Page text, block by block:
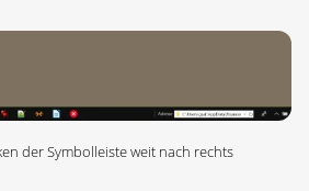
der Symbolleiste weit nach rechts